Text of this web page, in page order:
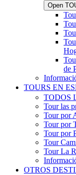
Open
de
TOURS EN
TODOS
Tour las
Tour por
Tour por
Tour por
Tour
Tour La
OTROS